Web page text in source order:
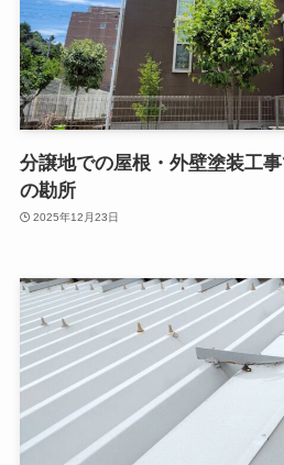
分譲地での屋根・外壁塗装工
の勘所
2025年12月23日